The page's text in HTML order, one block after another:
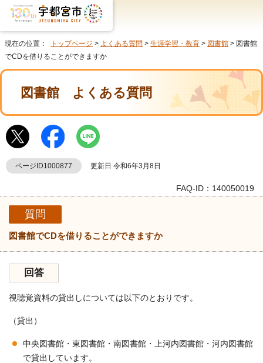
現在の位置： トップページ > よくある質問 > 生涯学習・教育 > 図書館 > 図書館
でCDを借りることができますか
図書館 よくある質問
ページID1000877 更新日 令和6年3月8日
FAQ-ID：140050019
質問
図書館でCDを借りることができますか
回答
視聴覚資料の貸出しについては以下のとおりです。
（貸出）
中央図書館・東図書館・南図書館・上河内図書館・河内図書館
で貸出しています。